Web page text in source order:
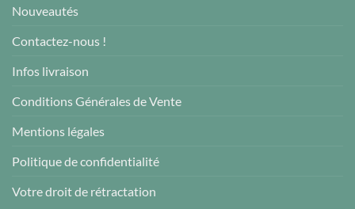
Nouveautés
Contactez-nous !
Infos livraison
Conditions Générales de Vente
Mentions légales
Politique de confidentialité
Votre droit de rétractation